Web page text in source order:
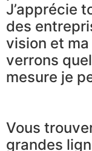
J’apprécie
des
vision et
verrons
mesure je
Vous
grandes